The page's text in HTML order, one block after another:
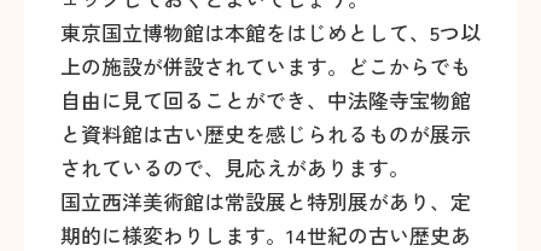
東京国立博物館は本館をはじめとして、5つ以
上の施設が併設されています。どこからでも
自由に見て回ることができ、中法隆寺宝物館
と資料館は古い歴史を感じられるものが展示
されているので、見応えがあります。
国立西洋美術館は常設展と特別展があり、定
期的に様変わりします。14世紀の古い歴史あ